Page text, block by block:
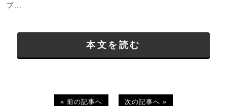
プ...
本文を読む
« 前の記事へ 次の記事へ »